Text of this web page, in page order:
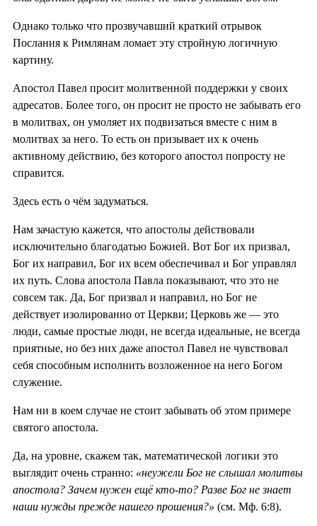
Однако только что прозвучавший краткий отрывок
Послания к Римлянам ломает эту стройную логичную
картину.
Апостол Павел просит молитвенной поддержки у своих
адресатов. Более того, он просит не просто не забывать его
в молитвах, он умоляет их подвизаться вместе с ним в
молитвах за него. То есть он призывает их к очень
активному действию, без которого апостол попросту не
справится.
Здесь есть о чём задуматься.
Нам зачастую кажется, что апостолы действовали
исключительно благодатью Божией. Вот Бог их призвал,
Бог их направил, Бог их всем обеспечивал и Бог управлял
их путь. Слова апостола Павла показывают, что это не
совсем так. Да, Бог призвал и направил, но Бог не
действует изолированно от Церкви; Церковь же — это
люди, самые простые люди, не всегда идеальные, не всегда
приятные, но без них даже апостол Павел не чувствовал
себя способным исполнить возложенное на него Богом
служение.
Нам ни в коем случае не стоит забывать об этом примере
святого апостола.
Да, на уровне, скажем так, математической логики это
выглядит очень странно: «неужели Бог не слышал молитвы
апостола? Зачем нужен ещё кто-то? Разве Бог не знает
наши нужды прежде нашего прошения?» (см. Мф. 6:8).